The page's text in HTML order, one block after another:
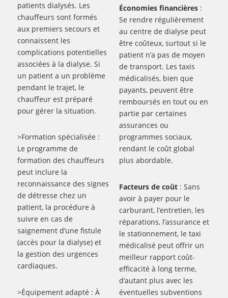
patients dialysés. Les
chauffeurs sont formés
aux premiers secours et
connaissent les
complications potentielles
associées à la dialyse. Si
un patient a un problème
pendant le trajet, le
chauffeur est préparé
pour gérer la situation.
>Formation spécialisée :
Le programme de
formation des chauffeurs
peut inclure la
reconnaissance des signes
de détresse chez un
patient, la procédure à
suivre en cas de
saignement d’une fistule
(accès pour la dialyse) et
la gestion des urgences
cardiaques.
>Équipement adapté : À
Économies financières:
Se rendre régulièrement
au centre de dialyse peut
être coûteux, surtout si le
patient n’a pas de moyen
de transport. Les taxis
médicalisés, bien que
payants, peuvent être
remboursés en tout ou en
partie par certaines
assurances ou
programmes sociaux,
rendant le coût global
plus abordable.
Facteurs de coût: Sans
avoir à payer pour le
carburant, l’entretien, les
réparations, l’assurance et
le stationnement, le taxi
médicalisé peut offrir un
meilleur rapport coût-
efficacité à long terme,
d’autant plus avec les
éventuelles subventions